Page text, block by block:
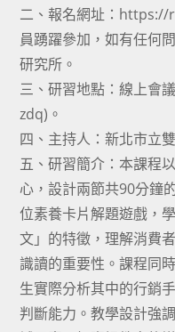
二、報名網址：https://
員踴躍參加，如有任何
研究所。
三、研習地點：線上會
zdq)。
四、主持人：新北市立
五、研習簡介：本課程
心，設計兩節共90分鐘
位素養卡片解題遊戲，
文」的特徵，理解消費
識讀的重要性。課程同
生實際分析其中的行銷
判斷能力。教學設計強